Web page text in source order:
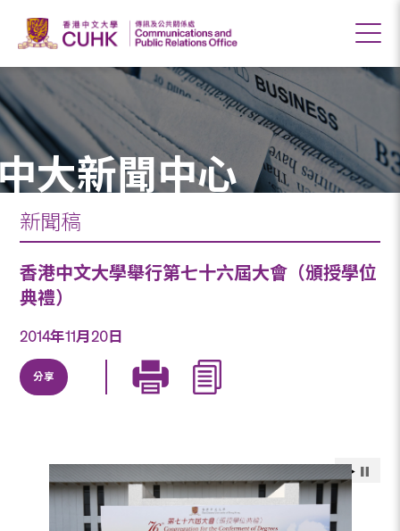
大新聞中心
新聞稿
香港中文大學舉行第七十六屆大會（頒授學位
典禮）
2014年11月20日
分享